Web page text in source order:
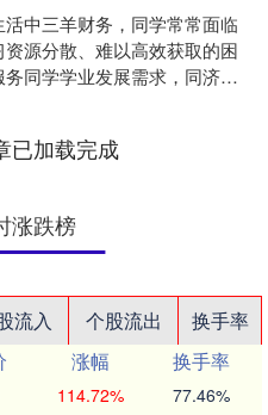
活中三羊财务，同学常常面临
资源分散、难以高效获取的困
务同学学业发展需求，同济大
已加载完成
涨跌榜
流入 个股流出
换手率
涨幅
换手率
114.72% 77.46%